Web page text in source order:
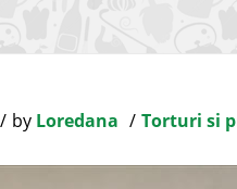
by Loredana Torturi si